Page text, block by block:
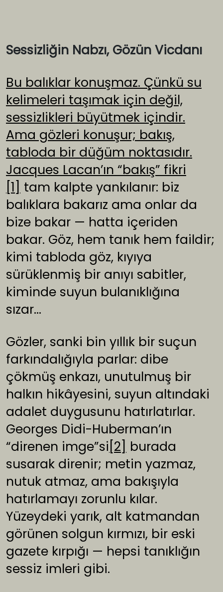
Sessizliğin Nabzı, Gözün Vicdanı
Bu balıklar konuşmaz. Çünkü su
kelimeleri taşımak için değil,
sessizlikleri büyütmek içindir.
Ama gözleri konuşur; bakış,
tabloda bir düğüm noktasıdır.
Jacques Lacan’ın “bakış” fikri
[1] tam kalpte yankılanır: biz
balıklara bakarız ama onlar da
bize bakar — hatta içeriden
bakar. Göz, hem tanık hem faildir;
kimi tabloda göz, kıyıya
sürüklenmiş bir anıyı sabitler,
kiminde suyun bulanıklığına
sızar…
Gözler, sanki bin yıllık bir suçun
farkındalığıyla parlar: dibe
çökmüş enkazı, unutulmuş bir
halkın hikâyesini, suyun altındaki
adalet duygusunu hatırlatırlar.
Georges Didi-Huberman’ın
“direnen imge”si [2] burada
susarak direnir; metin yazmaz,
nutuk atmaz, ama bakışıyla
hatırlamayı zorunlu kılar.
Yüzeydeki yarık, alt katmandan
görünen solgun kırmızı, bir eski
gazete kırpığı — hepsi tanıklığın
sessiz imleri gibi.